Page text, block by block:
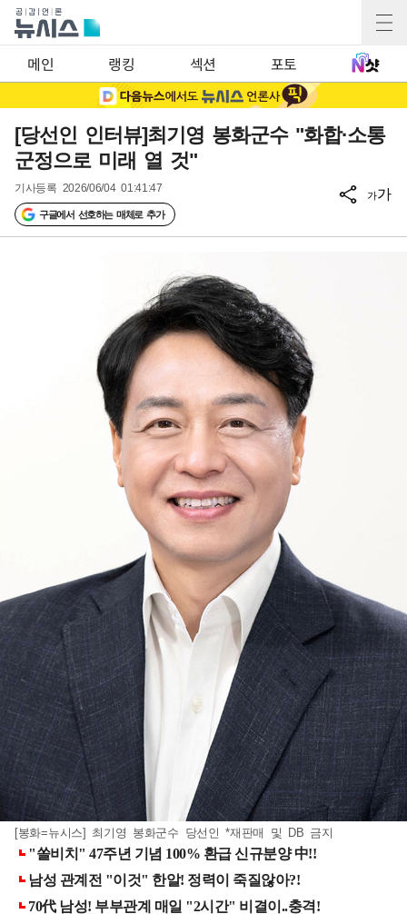
메인 랭킹 섹션 포토
[당선인 인터뷰]최기영 봉화군수 "화합·소통
군정으로 미래 열 것"
기사등록 2026/06/04 01:41:47
구글에서 선호하는 매체로 추가
가가
[봉화=뉴시스] 최기영 봉화군수 당선인 *재판매 및 DB 금지